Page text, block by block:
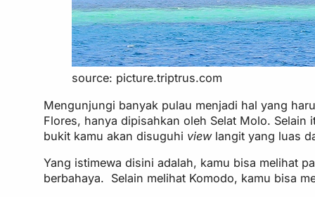
source: picture.triptrus.com
Mengunjungi banyak pulau menjadi hal yang
Flores, hanya dipisahkan oleh Selat Molo.
bukit kamu akan disuguhi viewlangit yang luas
Yang istimewa disini adalah, kamu bisa melihat
berbahaya. Selain melihat Komodo, kamu bisa